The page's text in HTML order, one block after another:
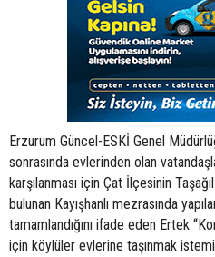
Erzurum Güncel-ESKİ Genel
sonrasında evlerinden olan
karşılanması için Çat İlçesinin
bulunan Kayışhanlı mezrasında
tamamlandığını ifade eden Ertek
için köylüler evlerine taşınmak